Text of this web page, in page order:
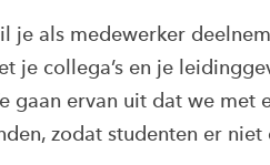
je als medewerker
je collega’s en je
gaan ervan uit dat we met
zodat studenten er